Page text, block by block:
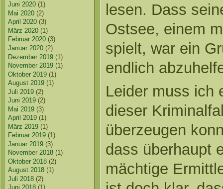
Juni 2020 (1)
Mai 2020 (2)
April 2020 (3)
März 2020 (1)
Februar 2020 (3)
Januar 2020 (2)
Dezember 2019 (1)
November 2019 (1)
Oktober 2019 (1)
August 2019 (1)
Juli 2019 (2)
Juni 2019 (2)
Mai 2019 (3)
April 2019 (1)
März 2019 (1)
Februar 2019 (1)
Januar 2019 (3)
November 2018 (1)
Oktober 2018 (2)
August 2018 (1)
Juli 2018 (2)
Juni 2018 (1)
lesen. Dass
Ostsee, einem
spielt, war ein
endlich
Leider muss ich
dieser
überzeugen
dass überhaupt
mächtige